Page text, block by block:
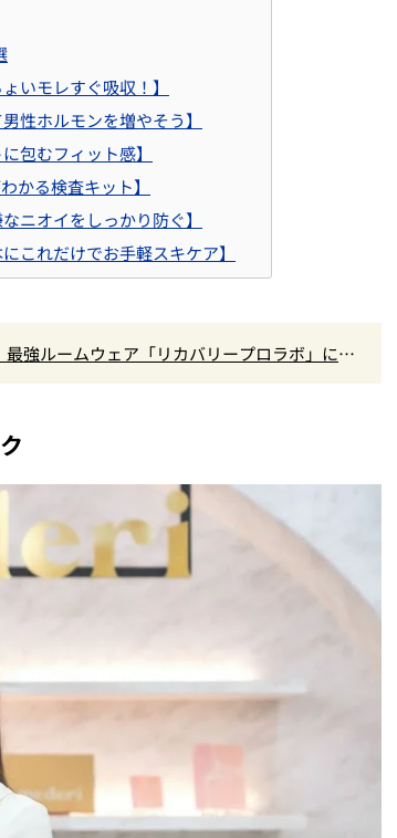
いモレすぐ吸収！】
性ホルモンを増やそう】
包むフィット感】
かる検査キット】
ニオイをしっかり防ぐ】
これだけでお手軽スキケア】
最強ルームウェア「リカバリープロラボ」に新